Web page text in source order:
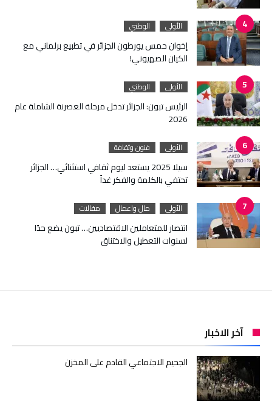
الأولى الوطني
إخوان حمس يورطون الجزائر في تطبيع برلماني مع
الكيان الصهيوني!
الأولى الوطني
الرئيس تبون: الجزائر تدخل مرحلة العصرنة الشاملة عام
2026
الأولى فنون وثقافة
سيلا 2025 يستعد ليوم ثقافي استثنائي… الجزائر
تحتفي بالكلمة والفكر غداً
الأولى مال واعمال مقالات
انتصار للمتعاملين الاقتصاديين… تبون يضع حدًا
لسنوات التعطيل والاختناق
آخر الاخبار
الجحيم الاجتماعي القادم على المخزن